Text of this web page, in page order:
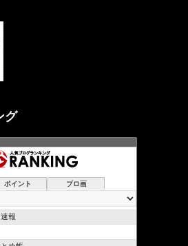
グ
ポイント ブロ画
える話題まとめ
報